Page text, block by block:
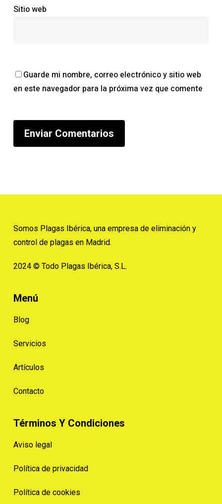
Sitio web
Guarde mi nombre, correo electrónico y sitio web
en este navegador para la próxima vez que comente
Somos Plagas Ibérica, una empresa de eliminación y
control de plagas en Madrid.
2024 © Todo Plagas Ibérica, S.L.
Menú
Blog
Servicios
Artículos
Contacto
Términos Y Condiciones
Aviso legal
Política de privacidad
Política de cookies